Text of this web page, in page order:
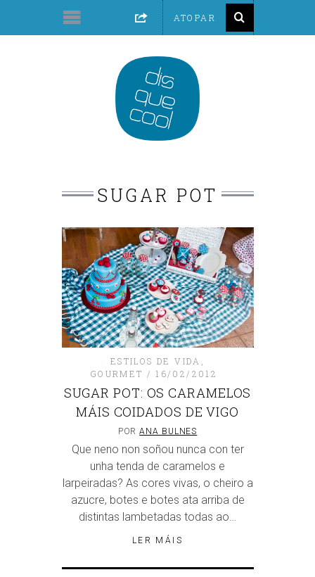
SUGAR POT
ESTILOS DE VIDA
GOURMET
16/02/2012
SUGAR POT: OS CARAMELOS
MÁIS COIDADOS DE VIGO
PORANA BULNES
Que neno non soñou nunca con ter
unha tenda de caramelos e
larpeiradas? As cores vivas, o cheiro a
azucre, botes e botes ata arriba de
distintas lambetadas todas ao…
LER MÁIS